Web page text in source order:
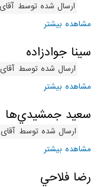
ارسال شده توسط
مشاهده بیشتر
سينا جوادزاده
ارسال شده توسط
مشاهده بیشتر
سعيد جمشيدي‌ها
ارسال شده توسط
مشاهده بیشتر
رضا فلاحي